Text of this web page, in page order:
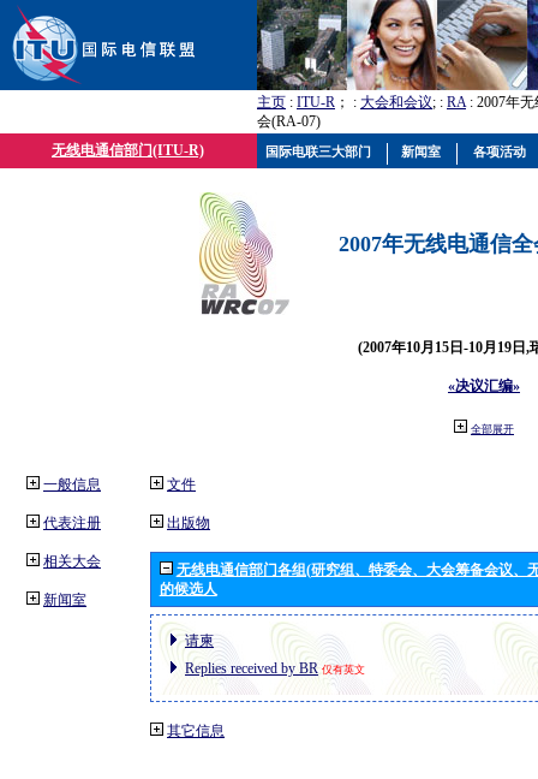
主页 : ITU-R ； : 大会和会议; : RA: 2007年
会(RA-07)
无线电通信部门(ITU-R)
2007年无线电通信
(2007年10月15日-10月19日,
«决议汇编»
全部展开
一般信息
代表注册
相关大会
新闻室
文件
出版物
无线电通信部门各组(研究组、特委会、大会筹备会议、
的候选人
请柬
Replies received by BR 仅有英文
其它信息
国际电联三大部门 新闻室 各项活动